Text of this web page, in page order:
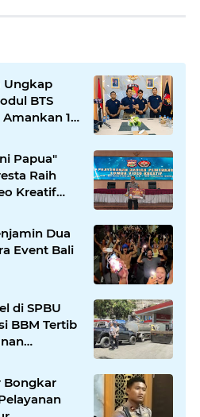
Ungkap
BTS
Amankan 12
Papua"
Raih
Kreatif
80
Dua
Event Bali
di SPBU
BBM Tertib
Bongkar